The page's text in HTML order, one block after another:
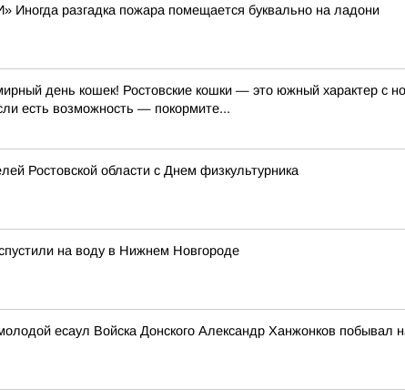
разгадка пожара помещается буквально на ладони
день кошек! Ростовские кошки — это южный характер с
есть возможность — покормите...
Ростовской области с Днем физкультурника
на воду в Нижнем Новгороде
есаул Войска Донского Александр Ханжонков побывал